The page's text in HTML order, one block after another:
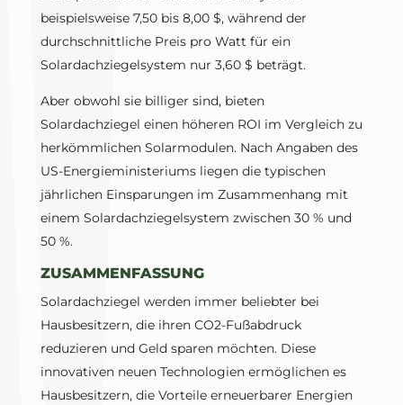
beispielsweise 7,50 bis 8,00 $, während der
durchschnittliche Preis pro Watt für ein
Solardachziegelsystem nur 3,60 $ beträgt.
Aber obwohl sie billiger sind, bieten
Solardachziegel einen höheren ROI im Vergleich zu
herkömmlichen Solarmodulen. Nach Angaben des
US-Energieministeriums liegen die typischen
jährlichen Einsparungen im Zusammenhang mit
einem Solardachziegelsystem zwischen 30 % und
50 %.
ZUSAMMENFASSUNG
Solardachziegel werden immer beliebter bei
Hausbesitzern, die ihren CO2-Fußabdruck
reduzieren und Geld sparen möchten. Diese
innovativen neuen Technologien ermöglichen es
Hausbesitzern, die Vorteile erneuerbarer Energien